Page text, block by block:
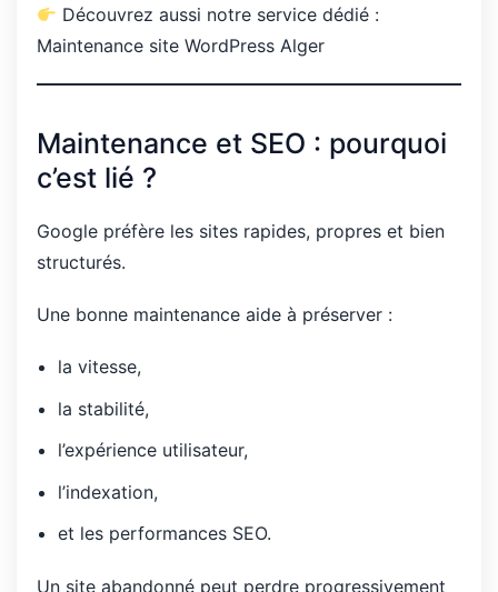
Découvrez aussi notre service dédié :
Maintenance site WordPress Alger
Maintenance et SEO : pourquoi
c’est lié ?
Google préfère les sites rapides, propres et bien
structurés.
Une bonne maintenance aide à préserver :
la vitesse,
la stabilité,
l’expérience utilisateur,
l’indexation,
et les performances SEO.
Un site abandonné peut perdre progressivement